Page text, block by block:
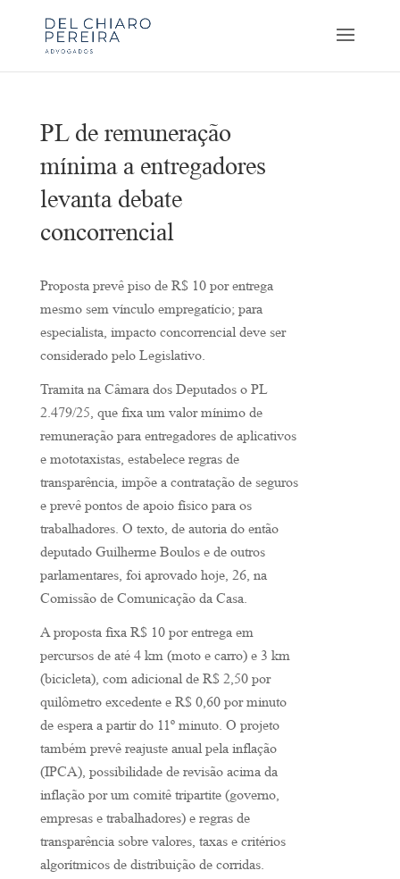
PL de remuneração
mínima a entregadores
levanta debate
concorrencial
Proposta prevê piso de R$ 10 por entrega
mesmo sem vínculo empregatício; para
especialista, impacto concorrencial deve ser
considerado pelo Legislativo.
Tramita na Câmara dos Deputados o PL
2.479/25, que fixa um valor mínimo de
remuneração para entregadores de aplicativos
e mototaxistas, estabelece regras de
transparência, impõe a contratação de seguros
e prevê pontos de apoio físico para os
trabalhadores. O texto, de autoria do então
deputado Guilherme Boulos e de outros
parlamentares, foi aprovado hoje, 26, na
Comissão de Comunicação da Casa.
A proposta fixa R$ 10 por entrega em
percursos de até 4 km (moto e carro) e 3 km
(bicicleta), com adicional de R$ 2,50 por
quilômetro excedente e R$ 0,60 por minuto
de espera a partir do 11º minuto. O projeto
também prevê reajuste anual pela inflação
(IPCA), possibilidade de revisão acima da
inflação por um comitê tripartite (governo,
empresas e trabalhadores) e regras de
transparência sobre valores, taxas e critérios
algorítmicos de distribuição de corridas.